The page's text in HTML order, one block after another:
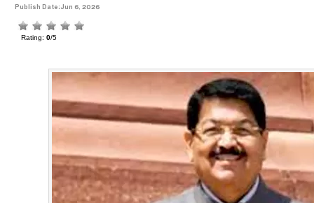
Publish Date:Jun 6, 2026